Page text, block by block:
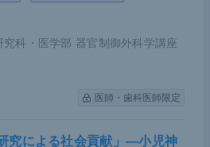
科・医学部 器官制御外科学講座
医師・歯科医師限定
究による社会貢献」―小児神